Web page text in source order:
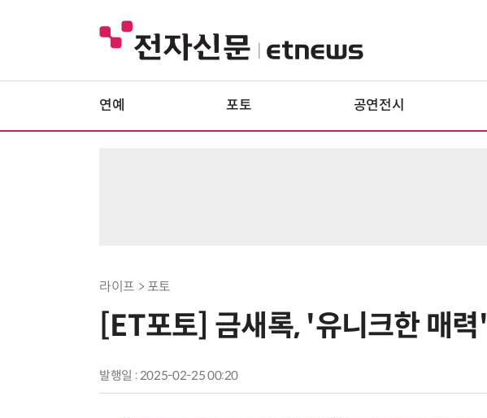
연예 포토 공연전시
라이프 > 포토
[ET포토] 금새록, '유니크한 매력'
발행일 : 2025-02-25 00:20